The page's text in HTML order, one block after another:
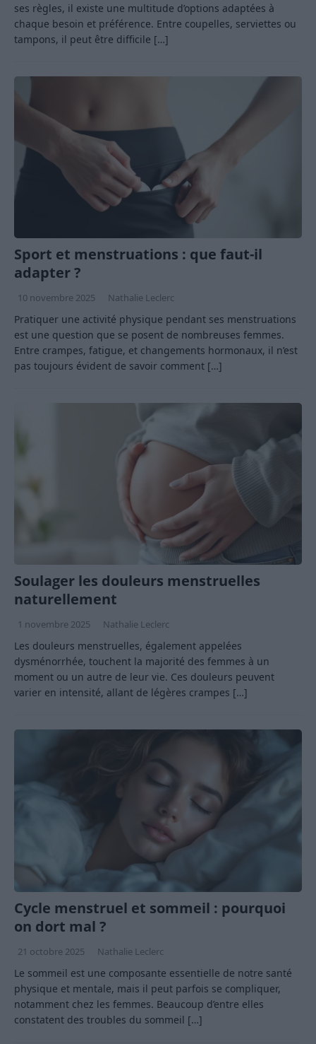
ses règles, il existe une multitude d’options adaptées à
chaque besoin et préférence. Entre coupelles, serviettes ou
tampons, il peut être difficile […]
Sport et menstruations : que faut-il
adapter ?
10 novembre 2025 Nathalie Leclerc
Pratiquer une activité physique pendant ses menstruations
est une question que se posent de nombreuses femmes.
Entre crampes, fatigue, et changements hormonaux, il n’est
pas toujours évident de savoir comment […]
Soulager les douleurs menstruelles
naturellement
1 novembre 2025 Nathalie Leclerc
Les douleurs menstruelles, également appelées
dysménorrhée, touchent la majorité des femmes à un
moment ou un autre de leur vie. Ces douleurs peuvent
varier en intensité, allant de légères crampes […]
Cycle menstruel et sommeil : pourquoi
on dort mal ?
21 octobre 2025 Nathalie Leclerc
Le sommeil est une composante essentielle de notre santé
physique et mentale, mais il peut parfois se compliquer,
notamment chez les femmes. Beaucoup d’entre elles
constatent des troubles du sommeil […]